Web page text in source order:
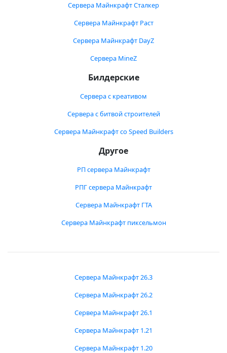
Сервера Майнкрафт Сталкер
Сервера Майнкрафт Раст
Сервера Майнкрафт DayZ
Сервера MineZ
Билдерские
Сервера с креативом
Сервера с битвой строителей
Сервера Майнкрафт со Speed Builders
Другое
РП сервера Майнкрафт
РПГ сервера Майнкрафт
Сервера Майнкрафт ГТА
Сервера Майнкрафт пиксельмон
Сервера Майнкрафт 26.3
Сервера Майнкрафт 26.2
Сервера Майнкрафт 26.1
Сервера Майнкрафт 1.21
Сервера Майнкрафт 1.20